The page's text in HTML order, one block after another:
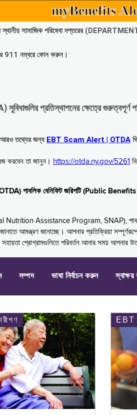
myBenefits
স্থানীয় সামাজিক পরিষেবা দপ্তরের
911 নম্বরে ফোন করুন।
প্রতিস্থাপনের ক্ষেত্রে গুরুত্বপূর্ণ
তথ্যের জন্য EBT Scam Alert | OTDA
করবেন তা জানুন। https://otda.ny.gov/5261
(OTDA) পাবলিক বেনিফিট জরিপটি (Public
Nutrition Assistance Program, SNAP),
আমন্ত্রণ জানাচ্ছে। আপনার প্রতিক্রিয়া
প্রোগ্রামগুলিতে পরিবর্তন আনার সময় আপনার
সম্পদ ভাষা নির্বাচন করুন
EBT